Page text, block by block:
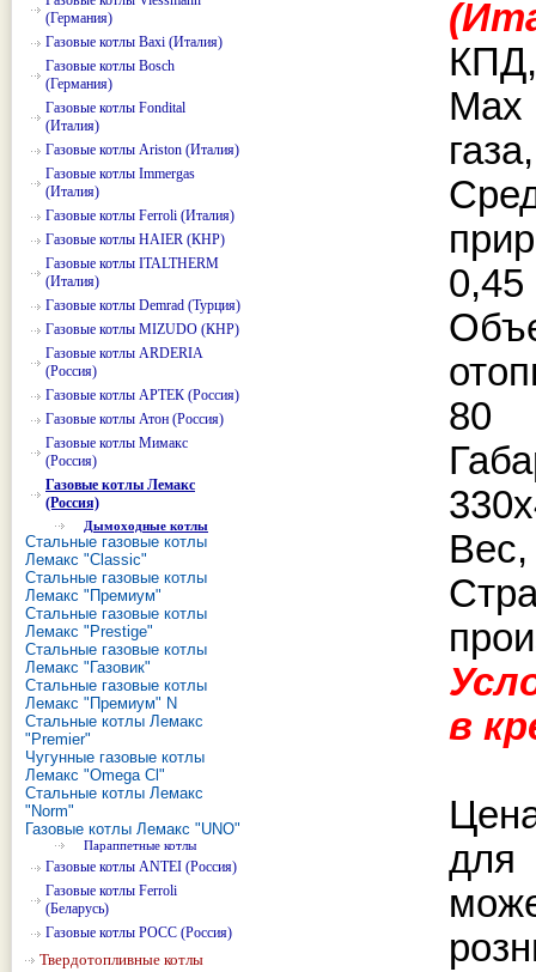
(Германия)
Газовые котлы Baxi (Италия)
Газовые котлы Bosch
(Германия)
Газовые котлы Fondital
(Италия)
Газовые котлы Ariston (Италия)
Газовые котлы Immergas
(Италия)
Газовые котлы Ferroli (Италия)
Газовые котлы HAIER (КНР)
Газовые котлы ITALTHERM
(Италия)
Газовые котлы Demrad (Турция)
Газовые котлы MIZUDO (КНР)
Газовые котлы ARDERIA
(Россия)
Газовые котлы АРТЕК (Россия)
Газовые котлы Атон (Россия)
Газовые котлы Мимакс
(Россия)
Газовые котлы Лемакс
(Россия)
Дымоходные котлы
Стальные газовые котлы
Лемакс "Classic"
Стальные газовые котлы
Лемакс "Премиум"
Стальные газовые котлы
Лемакс "Prestige"
Стальные газовые котлы
Лемакс "Газовик"
Стальные газовые котлы
Лемакс "Премиум" N
Стальные котлы Лемакс
"Premier"
Чугунные газовые котлы
Лемакс "Omega Cl"
Стальные котлы Лемакс
"Norm"
Газовые котлы Лемакс "UNO"
Параппетные котлы
Газовые котлы ANTEI (Россия)
Газовые котлы Ferroli
(Беларусь)
Газовые котлы РОСС (Россия)
Твердотопливные котлы
0,45
80
Вес,
в
для